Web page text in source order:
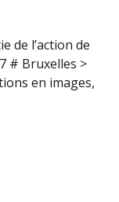
de l’action de
# Bruxelles >
en images,